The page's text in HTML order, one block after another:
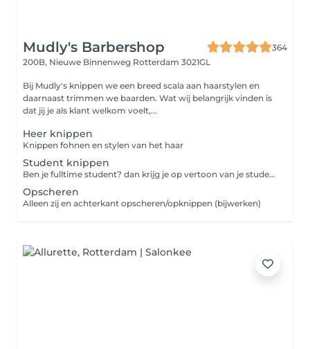
Mudly's Barbershop
364
200B, Nieuwe Binnenweg Rotterdam 3021GL
Bij Mudly's knippen we een breed scala aan haarstylen en
daarnaast trimmen we baarden. Wat wij belangrijk vinden is
dat jij je als klant welkom voelt,...
Heer knippen
Knippen fohnen en stylen van het haar
Student knippen
Ben je fulltime student? dan krijg je op vertoon van je studentenpas korting op je knipbeurt.
Opscheren
Alleen zij en achterkant opscheren/opknippen (bijwerken)